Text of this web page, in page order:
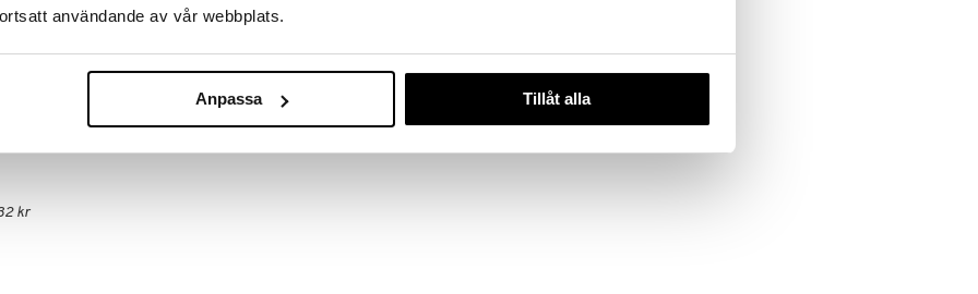
användande av vår webbplats.
Anpassa Tillåt alla
och stativ i 18/10 rostfritt stål. Finns även
kr
ALESSI
398